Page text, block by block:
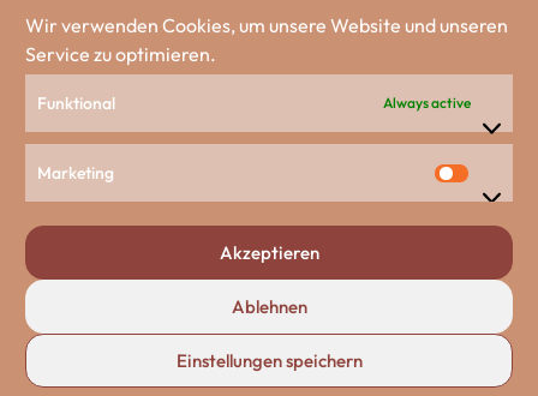
Wir verwenden Cookies, um unsere Website und unseren
Service zu optimieren.
Funktional Always active
Marketing
Akzeptieren
Ablehnen
Einstellungen speichern
ZU DEN HUNDEN
Unsere Partnerschaften